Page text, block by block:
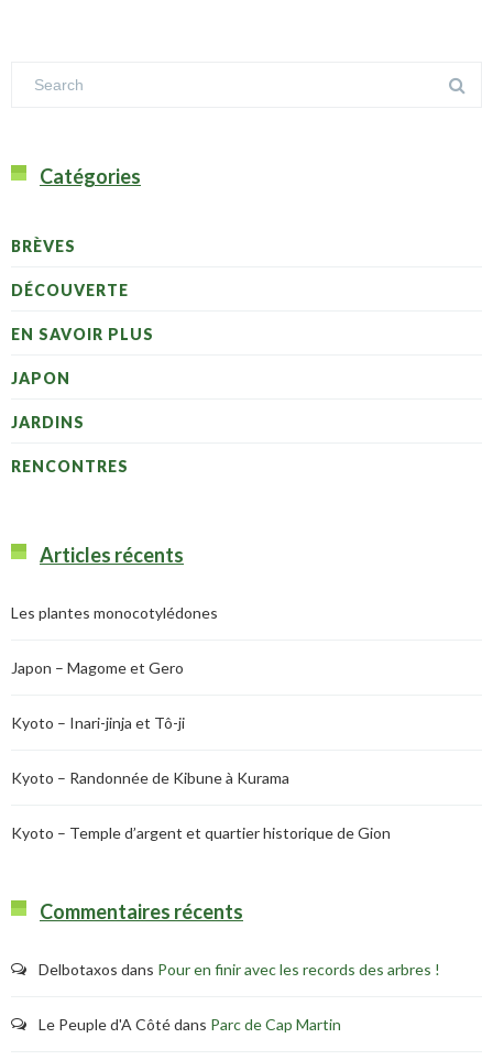
Catégories
BRÈVES
DÉCOUVERTE
EN SAVOIR PLUS
JAPON
JARDINS
RENCONTRES
Articles récents
Les plantes monocotylédones
Japon – Magome et Gero
Kyoto – Inari-jinja et Tô-ji
Kyoto – Randonnée de Kibune à Kurama
Kyoto – Temple d’argent et quartier historique de Gion
Commentaires récents
Delbotaxos dans Pour en finir avec les records des arbres !
Le Peuple d'A Côtédans Parc de Cap Martin